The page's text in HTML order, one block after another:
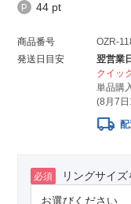
44 pt
商品番号
OZR-
発送日目安
翌営業
クイッ
単品購
(8月7
local_shipping
必須 リングサイズ